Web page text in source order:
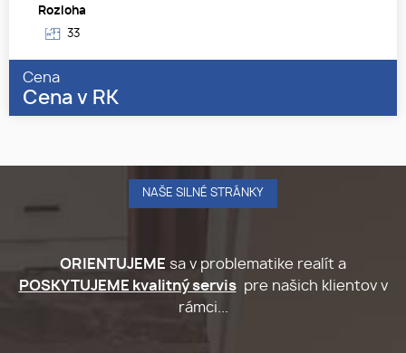
Rozloha
33
Cena
Cena v RK
NAŠE SILNÉ STRÁNKY
ORIENTUJEME sa v problematike realít a
POSKYTUJEME kvalitný servispre našich klientov v
rámci...